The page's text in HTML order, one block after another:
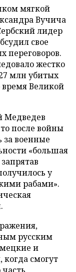
мягкой
Вучича
лидер
свое
переговоров.
жестко
млн убитых
Великой
Медведев
после войны
за военные
«большая
у
рабами».
русским
и
когда смогут